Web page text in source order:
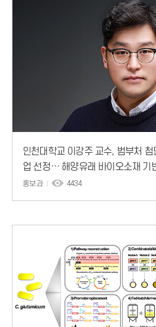
인천대학교 이강주 교수, 범부처
업 선정… 해양유래 바이오소재 기
발 착수
홍보과 4434